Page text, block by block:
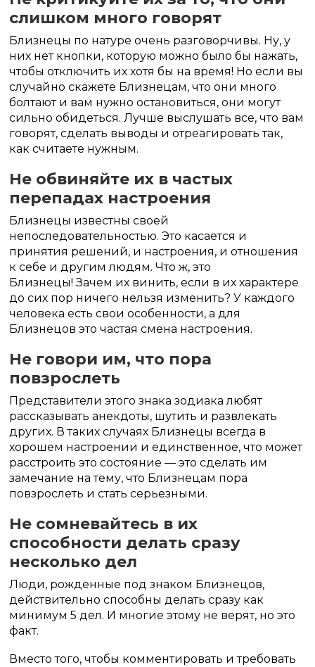
слишком много говорят
Близнецы по натуре очень разговорчивы. Ну, у
них нет кнопки, которую можно было бы нажать,
чтобы отключить их хотя бы на время! Но если вы
случайно скажете Близнецам, что они много
болтают и вам нужно остановиться, они могут
сильно обидеться. Лучше выслушать все, что вам
говорят, сделать выводы и отреагировать так,
как считаете нужным.
Не обвиняйте их в частых
перепадах настроения
Близнецы известны своей
непоследовательностью. Это касается и
принятия решений, и настроения, и отношения
к себе и другим людям. Что ж, это
Близнецы! Зачем их винить, если в их характере
до сих пор ничего нельзя изменить? У каждого
человека есть свои особенности, а для
Близнецов это частая смена настроения.
Не говори им, что пора
повзрослеть
Представители этого знака зодиака любят
рассказывать анекдоты, шутить и развлекать
других. В таких случаях Близнецы всегда в
хорошем настроении и единственное, что может
расстроить это состояние — это сделать им
замечание на тему, что Близнецам пора
повзрослеть и стать серьезными.
Не сомневайтесь в их
способности делать сразу
несколько дел
Люди, рожденные под знаком Близнецов,
действительно способны делать сразу как
минимум 5 дел. И многие этому не верят, но это
факт.
Вместо того, чтобы комментировать и требовать